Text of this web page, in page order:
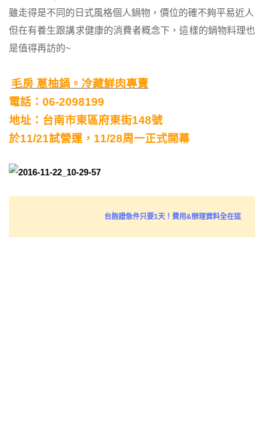
雖走得是不同的日式風格個人鍋物，價位的確不夠平易近人
但在有養生跟講求健康的消費者概念下，這樣的鍋物料理也
是值得再訪的~
毛房 蔥柚鍋。冷藏鮮肉專賣
電話：06-2098199
地址：台南市東區府東街148號
於11/21試營運，11/28周一正式開幕
台胞證急件只要1天！費用&辦理資料全在這